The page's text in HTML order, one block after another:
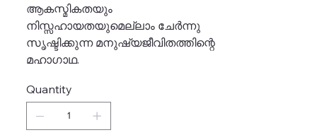
ആകസ്മികതയും
നിസ്സഹായതയുമെല്ലാം ചേർന്നു
സൃഷ്ടിക്കുന്ന മനുഷ്യജീവിതത്തിന്റെ
മഹാഗാഥ.
Quantity